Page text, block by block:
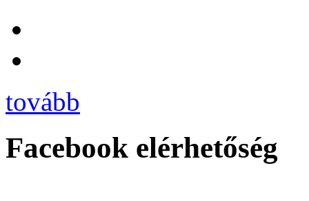
tovább
Facebook elérhetőség